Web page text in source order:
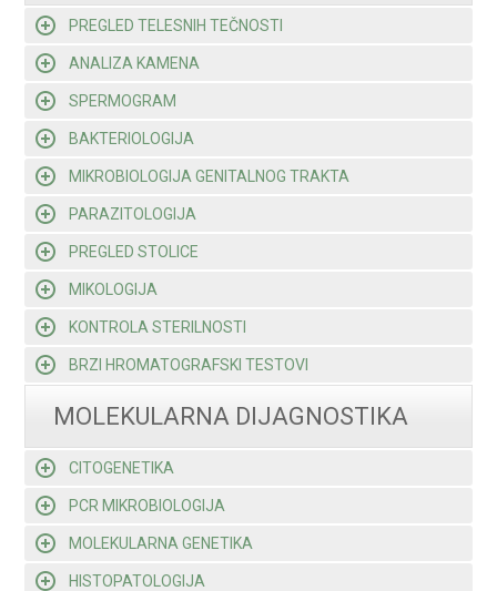
PREGLED TELESNIH TEČNOSTI
ANALIZA KAMENA
SPERMOGRAM
BAKTERIOLOGIJA
MIKROBIOLOGIJA GENITALNOG TRAKTA
PARAZITOLOGIJA
PREGLED STOLICE
MIKOLOGIJA
KONTROLA STERILNOSTI
BRZI HROMATOGRAFSKI TESTOVI
MOLEKULARNA DIJAGNOSTIKA
CITOGENETIKA
PCR MIKROBIOLOGIJA
MOLEKULARNA GENETIKA
HISTOPATOLOGIJA